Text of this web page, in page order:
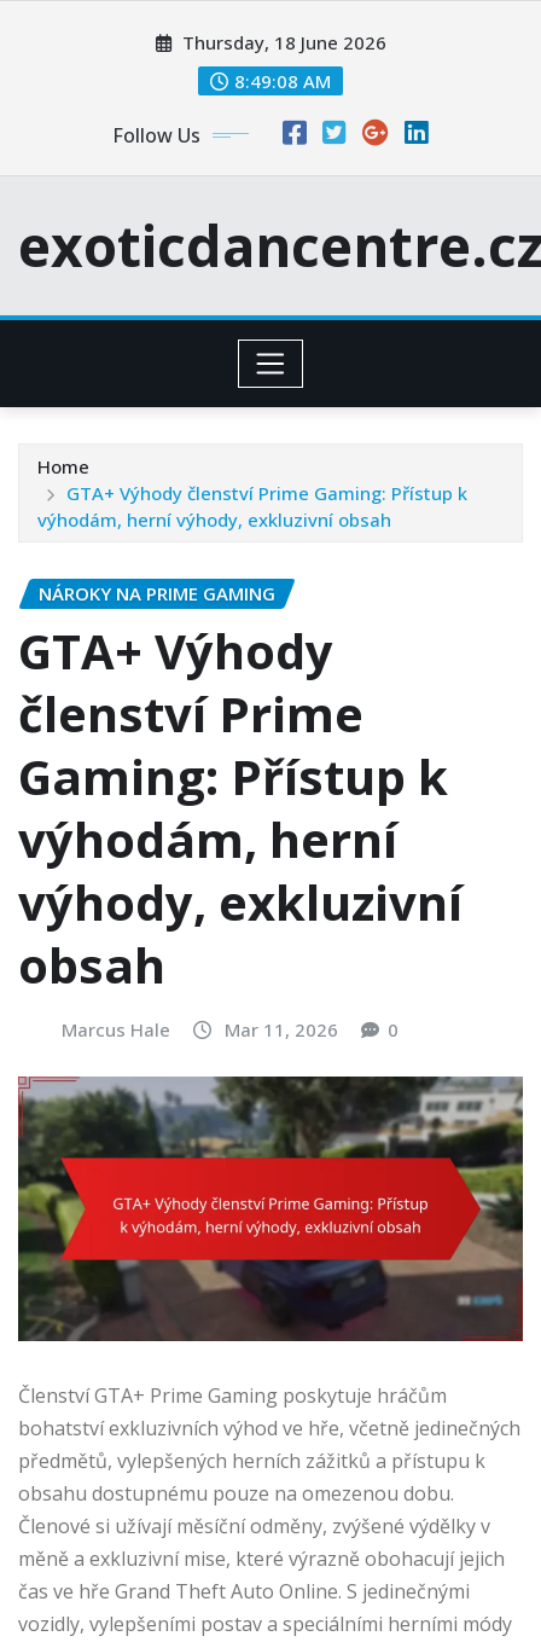
Thursday, 18 June 2026
8:49:09 AM
Follow Us
Home
GTA+ Výhody členství Prime Gaming: Přístup k
výhodám, herní výhody, exkluzivní obsah
NÁROKY NA PRIME GAMING
GTA+ Výhody
členství Prime
Gaming: Přístup k
výhodám, herní
výhody, exkluzivní
obsah
Marcus Hale Mar 11, 2026 0
Členství GTA+ Prime Gaming poskytuje hráčům
bohatství exkluzivních výhod ve hře, včetně jedinečných
předmětů, vylepšených herních zážitků a přístupu k
obsahu dostupnému pouze na omezenou dobu.
Členové si užívají měsíční odměny, zvýšené výdělky v
měně a exkluzivní mise, které výrazně obohacují jejich
čas ve hře Grand Theft Auto Online. S jedinečnými
vozidly, vylepšeními postav a speciálními herními módy